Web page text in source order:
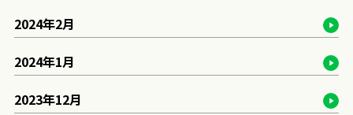
2024年2月
2024年1月
2023年12月